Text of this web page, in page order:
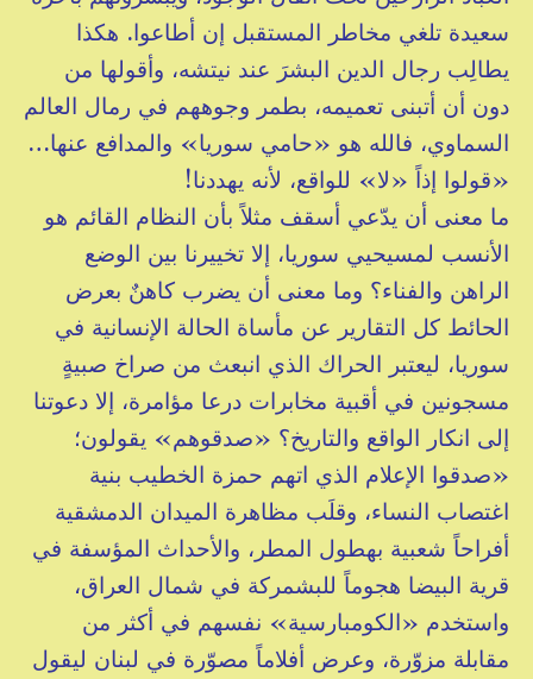
سعيدة تلغي مخاطر المستقبل إن أطاعوا. هكذا
يطالِب رجال الدين البشرَ عند نيتشه، وأقولها من
دون أن أتبنى تعميمه، بطمر وجوههم في رمال العالم
السماوي، فالله هو «حامي سوريا» والمدافع عنها…
«قولوا إذاً «لا» للواقع، لأنه يهددنا!
ما معنى أن يدّعي أسقف مثلاً بأن النظام القائم هو
الأنسب لمسيحيي سوريا، إلا تخييرنا بين الوضع
الراهن والفناء؟ وما معنى أن يضرب كاهنٌ بعرض
الحائط كل التقارير عن مأساة الحالة الإنسانية في
سوريا، ليعتبر الحراك الذي انبعث من صراخ صبيةٍ
مسجونين في أقبية مخابرات درعا مؤامرة، إلا دعوتنا
إلى انكار الواقع والتاريخ؟ «صدقوهم» يقولون؛
«صدقوا الإعلام الذي اتهم حمزة الخطيب بنية
اغتصاب النساء، وقلَب مظاهرة الميدان الدمشقية
أفراحاً شعبية بهطول المطر، والأحداث المؤسفة في
قرية البيضا هجوماً للبشمركة في شمال العراق،
واستخدم «الكومبارسية» نفسهم في أكثر من
مقابلة مزوّرة، وعرض أفلاماً مصوّرة في لبنان ليقول